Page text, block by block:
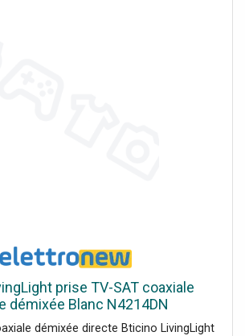
prise TV-SAT coaxiale
démixée Blanc N4214DN
démixée directe Bticino LivingLight